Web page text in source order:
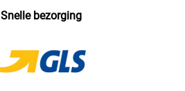
Snelle bezorging